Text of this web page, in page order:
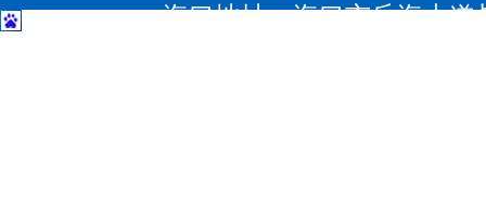
海口地址：海口市丘海大